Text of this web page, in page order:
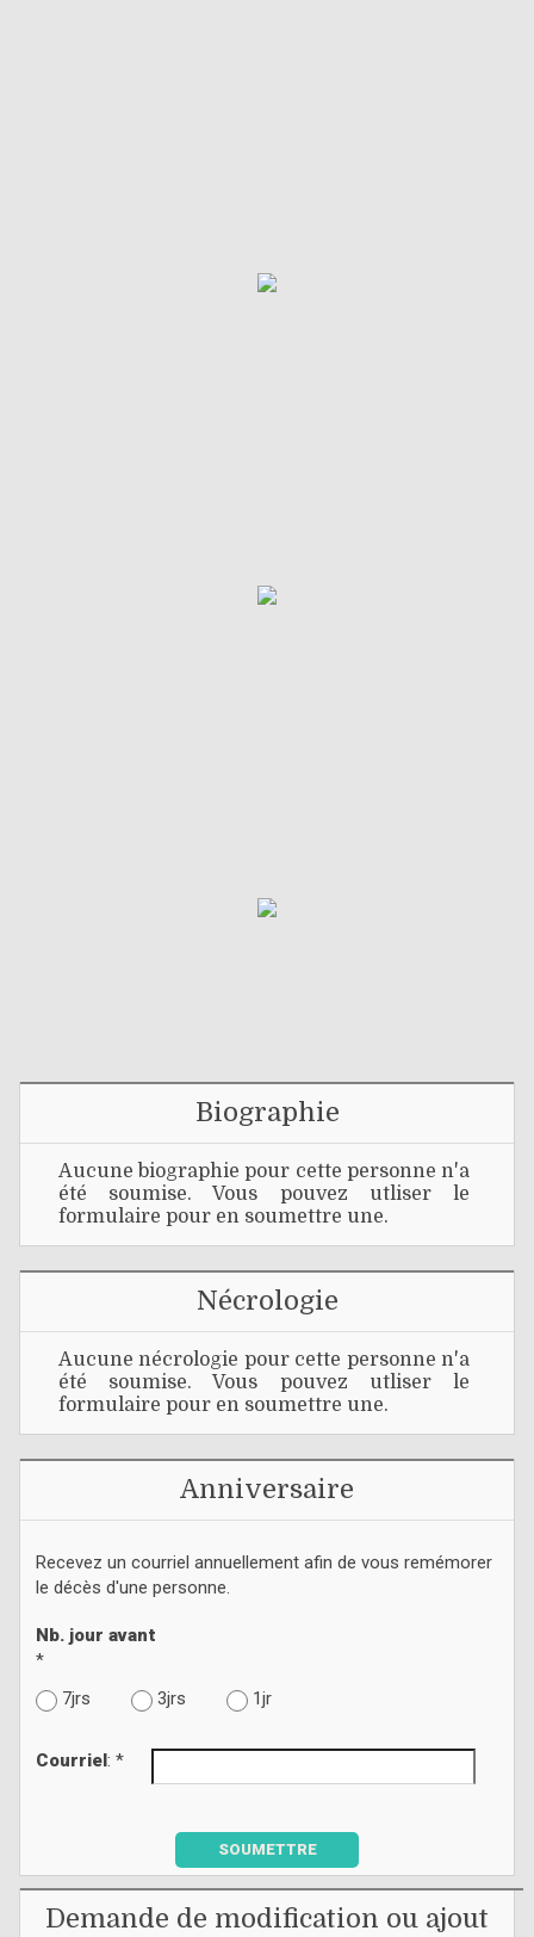
Biographie
Aucune biographie pour cette personne n'a
été soumise. Vous pouvez utliser le
formulaire pour en soumettre une.
Nécrologie
Aucune nécrologie pour cette personne n'a
été soumise. Vous pouvez utliser le
formulaire pour en soumettre une.
Anniversaire
Recevez un courriel annuellement afin de vous remémorer
le décès d'une personne.
Nb. jour avant
*
7jrs
3jrs 1jr
Courriel: *
SOUMETTRE
Demande de modification ou ajout